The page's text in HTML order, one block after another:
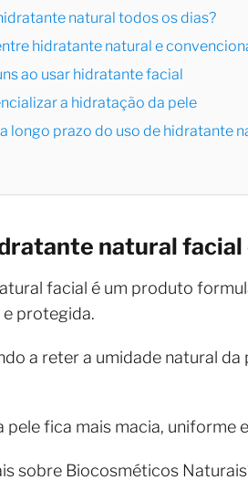
natural todos os dias?
hidratante natural e
ao usar hidratante facial
a hidratação da pele
longo prazo do uso de hidratante
natural
facial é um produto
protegida.
a reter a umidade natural
pele fica mais macia, uniforme
sobre Biocosméticos